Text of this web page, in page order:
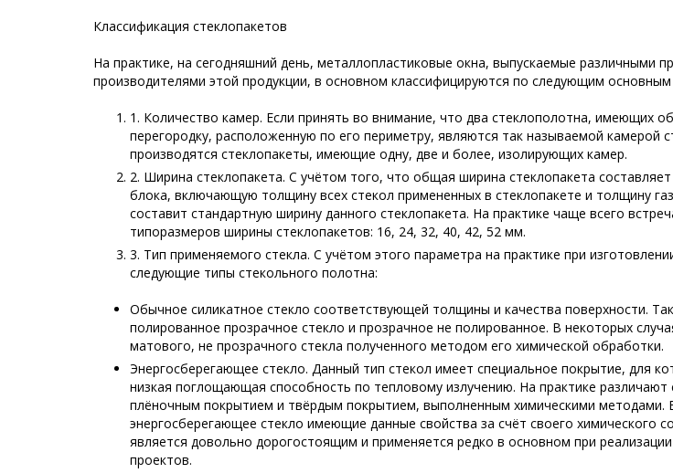
Классификация стеклопакетов
На практике, на сегодняшний день, металлопластиковые окна, выпускаемые различными
производителями этой продукции, в основном классифицируются по следующим
1. Количество камер. Если принять во внимание, что два стеклополотна, имеющих
перегородку, расположенную по его периметру, являются так называемой камерой
производятся стеклопакеты, имеющие одну, две и более, изолирующих камер.
2. Ширина стеклопакета. С учётом того, что общая ширина стеклопакета
блока, включающую толщину всех стекол примененных в стеклопакете и толщину
составит стандартную ширину данного стеклопакета. На практике чаще всего
типоразмеров ширины стеклопакетов: 16, 24, 32, 40, 42, 52 мм.
3. Тип применяемого стекла. С учётом этого параметра на практике при
следующие типы стекольного полотна:
Обычное силикатное стекло соответствующей толщины и качества поверхности.
полированное прозрачное стекло и прозрачное не полированное. В некоторых
матового, не прозрачного стекла полученного методом его химической обработки.
Энергосберегающее стекло. Данный тип стекол имеет специальное покрытие, для
низкая поглощающая способность по тепловому излучению. На практике
плёночным покрытием и твёрдым покрытием, выполненным химическими методами.
энергосберегающее стекло имеющие данные свойства за счёт своего химического
является довольно дорогостоящим и применяется редко в основном при
проектов.